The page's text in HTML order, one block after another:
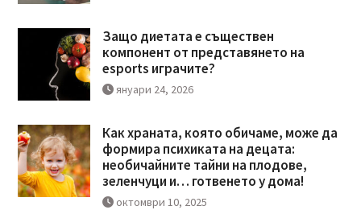
Защо диетата е съществен
компонент от представянето на
esports играчите?
януари 24, 2026
Как храната, която обичаме, може да
формира психиката на децата:
необичайните тайни на плодове,
зеленчуци и… готвенето у дома!
октомври 10, 2025